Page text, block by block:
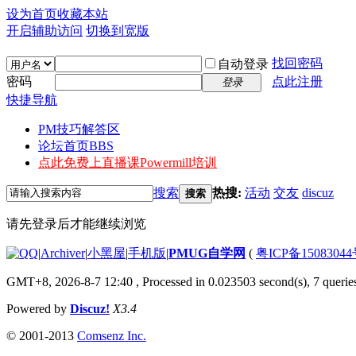
设为首页收藏本站
开启辅助访问 切换到宽版
自动登录 找回密码
密码
登录
点此注册
快捷导航
PM技巧解答区
论坛首页BBS
点此免费上直播课Powermill培训
搜索 搜索 热搜: 活动 交友 discuz
请先登录后才能继续浏览
|Archiver|小黑屋|手机版|PMUG自学网 ( 粤ICP备15083044
GMT+8, 2026-8-7 12:40 , Processed in 0.023503 second(s), 7
Powered by Discuz! X3.4
© 2001-2013 Comsenz Inc.